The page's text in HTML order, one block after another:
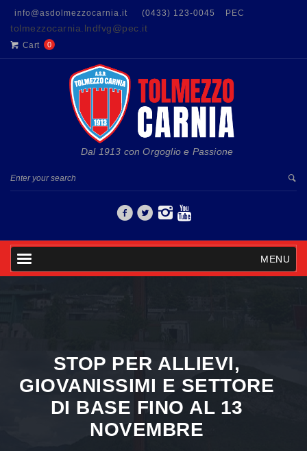
info@asdolmezzocarnia.it (0433) 123-0045 PEC
tolmezzocarnia.lndfvg@pec.it
Cart 0
Dal 1913 con Orgoglio e Passione
MENU
STOP PER ALLIEVI,
GIOVANISSIMI E SETTORE
DI BASE FINO AL 13
NOVEMBRE